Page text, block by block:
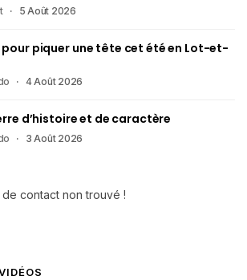
5 Août 2026
piquer une tête cet été en Lot-et-
4 Août 2026
d’histoire et de caractère
3 Août 2026
de contact non trouvé !